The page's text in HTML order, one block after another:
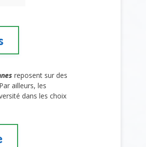
reposent sur des
ailleurs, les
dans les choix